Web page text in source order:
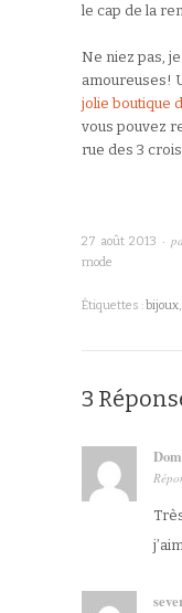
le cap de la
Ne niez pas,
amoureuses!
jolie boutique
vous pouvez
rue des 3
27 août 2013 ·
mode
Étiquettes :bijoux
3